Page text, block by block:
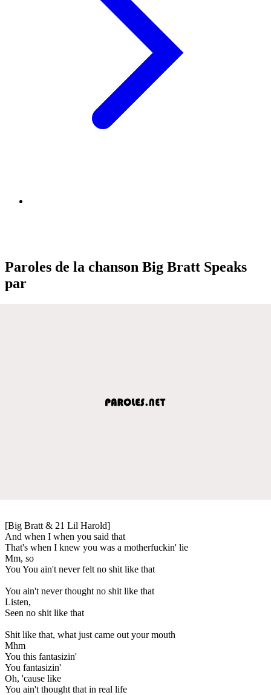
Paroles de la chanson Big Bratt Speaks
par
[Big Bratt & 21 Lil Harold]
And when I when you said that
That's when I knew you was a motherfuckin' lie
Mm, so
You You ain't never felt no shit like that
You ain't never thought no shit like that
Listen,
Seen no shit like that
Shit like that, what just came out your mouth
Mhm
You this fantasizin'
You fantasizin'
Oh, 'cause like
You ain't thought that in real life